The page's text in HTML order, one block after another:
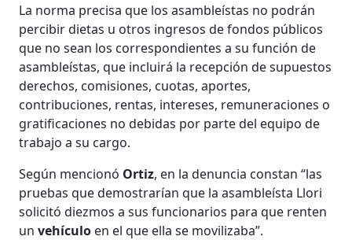
La norma precisa que los asambleístas no podrán
percibir dietas u otros ingresos de fondos públicos
que no sean los correspondientes a su función de
asambleístas, que incluirá la recepción de supuestos
derechos, comisiones, cuotas, aportes,
contribuciones, rentas, intereses, remuneraciones o
gratificaciones no debidas por parte del equipo de
trabajo a su cargo.
Según mencionó Ortiz, en la denuncia constan “las
pruebas que demostrarían que la asambleísta Llori
solicitó diezmos a sus funcionarios para que renten
unvehículo en el que ella se movilizaba”.